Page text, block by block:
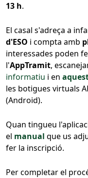
13 h.
El casal s'adreça a
d'ESO i compta amb
interessades poden
l'AppTramit,
informatiu i en
les botigues virtuals
(Android).
Quan tingueu
el manual que us
fer la inscripció.
Per completar el